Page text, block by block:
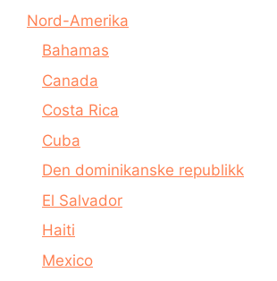
Nord-Amerika
Bahamas
Canada
Costa Rica
Cuba
Den dominikanske republikk
El Salvador
Haiti
Mexico